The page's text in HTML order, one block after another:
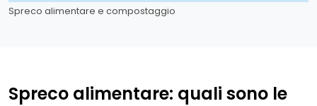
Spreco alimentare e compostaggio
Spreco alimentare: quali sono le